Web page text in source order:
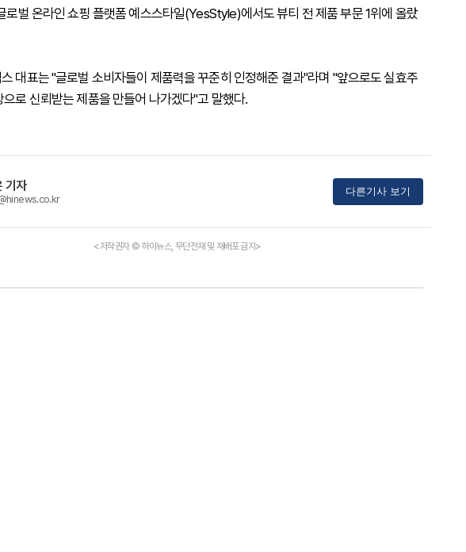
로벌 온라인 쇼핑 플랫폼 예스스타일(YesStyle)에서도 뷰티 전 제품 부문 1위에 올랐
대표는 "글로벌 소비자들이 제품력을 꾸준히 인정해준 결과"라며 "앞으로도 실효주
으로 신뢰받는 제품을 만들어 나가겠다"고 말했다.
기자 다른기사 보기
<저작권자 © 하이뉴스, 무단전재 및 재배포 금지>